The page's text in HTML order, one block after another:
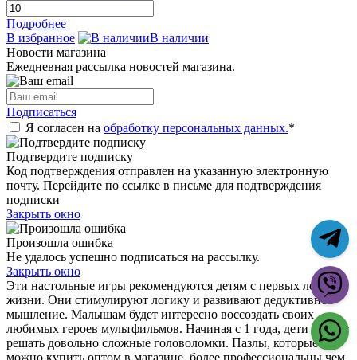
Подробнее
В избранное
В наличии
Новости магазина
Ежедневная рассылка новостей магазина.
Подписаться
Я согласен на обработку персональных данных.*
Подтвердите подписку
Код подтверждения отправлен на указанную электронную
почту. Перейдите по ссылке в письме для подтверждения
подписки
Закрыть окно
Произошла ошибка
Не удалось успешно подписаться на рассылку.
Закрыть окно
Эти настольные игры рекомендуются детям с первых лет
жизни. Они стимулируют логику и развивают дедуктивное
мышление. Малышам будет интересно воссоздать своих
любимых героев мультфильмов. Начиная с 1 года, дети смогут
решать довольно сложные головоломки. Пазлы, которые
можно купить оптом в магазине, более профессиональны чем